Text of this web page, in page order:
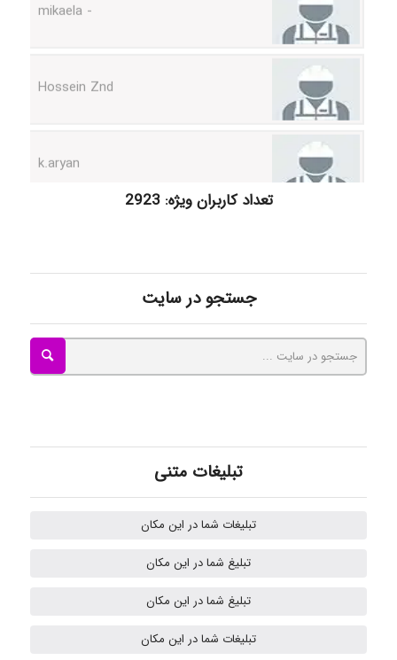
Radman Amini
Mohammad
akhtar shahsavandi
تعداد کاربران ویژه: 2923
جستجو در سایت
تبلیغات متنی
تبلیغات شما در این مکان
تبلیغ شما در این مکان
تبلیغ شما در این مکان
تبلیغات شما در این مکان